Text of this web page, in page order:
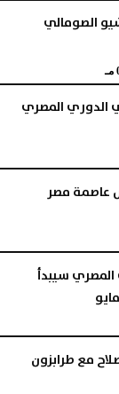
الصومالي
الدوري المصري
عاصمة مصر
المصري سيبدأ
مع طرابزون